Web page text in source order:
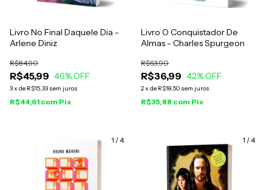
Livro No Final Daquele Dia -
Arlene Diniz
R$45,99
R$84,90
46% OFF
3x de R$15,33 sem juros
R$44,61 com Pix
Livro O Conquistador De
Almas - Charles Spurgeon
R$36,99
R$63,90
42% OFF
2x de R$18,50 sem juros
R$35,88 com Pix
1 /4 1 /4